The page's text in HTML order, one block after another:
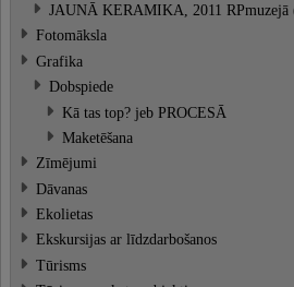
JAUNĀ KERAMIKA, 2011 RPmuzejā
Fotomāksla
Grafika
Dobspiede
Kā tas top? jeb PROCESĀ
Maketēšana
Zīmējumi
Dāvanas
Ekolietas
Ekskursijas ar līdzdarbošanos
Tūrisms